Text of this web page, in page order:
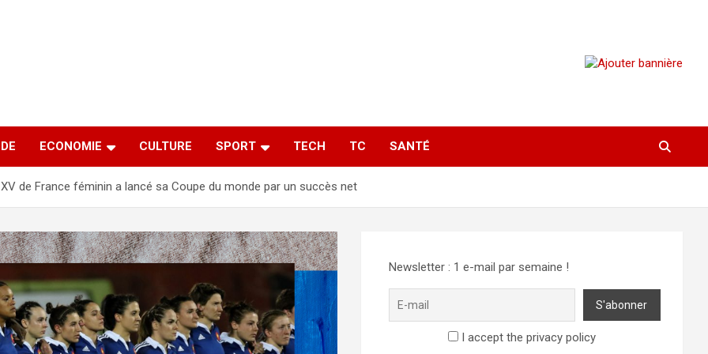
ECONOMIE CULTURE SPORT TECH TC SANTÉ
de France féminin a lancé sa Coupe du monde par un succès net
Newsletter : 1 e-mail par semaine !
I accept the privacy policy